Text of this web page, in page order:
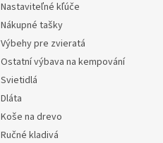
Nastaviteľné kľúče
Nákupné tašky
Výbehy pre zvieratá
Ostatní výbava na kempování
Svietidlá
Dláta
Koše na drevo
Ručné kladivá